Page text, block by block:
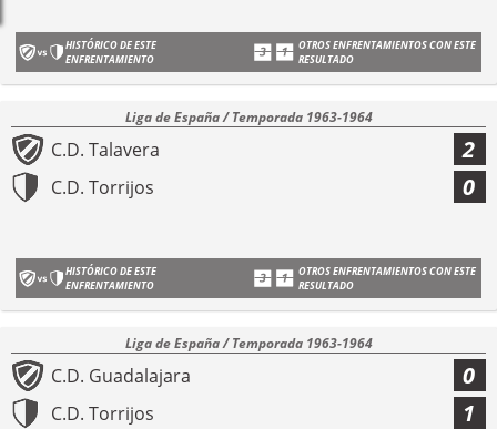
HISTÓRICO DE ESTE
ENFRENTAMIENTO
OTROS ENFRENTAMIENTOS CON ESTE
RESULTADO
Liga de España / Temporada 1963-1964
C.D. Talavera 2
C.D. Torrijos 0
HISTÓRICO DE ESTE
ENFRENTAMIENTO
OTROS ENFRENTAMIENTOS CON ESTE
RESULTADO
Liga de España / Temporada 1963-1964
C.D. Guadalajara 0
C.D. Torrijos 1